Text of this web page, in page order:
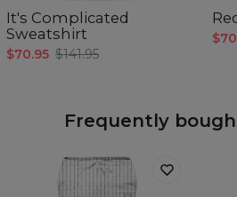
It's Complicated
Sweatshirt
$70.95 $141.95
Frequently